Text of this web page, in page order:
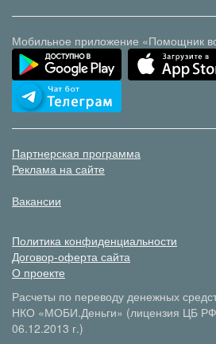
Мобильное приложение «Помощник
Партнерская программа
Реклама на сайте
Вакансии
Политика конфиденциальности
Договор-оферта сайта
О проекте
Расчеты по переводу денежных
НКО «МОБИ.Деньги» (лицензия ЦБ
06.12.2013 г.)